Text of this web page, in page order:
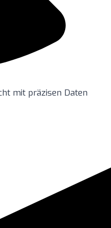
mit präzisen Daten